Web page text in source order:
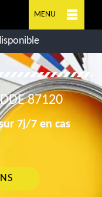
MENU
87120
7j/7 en cas